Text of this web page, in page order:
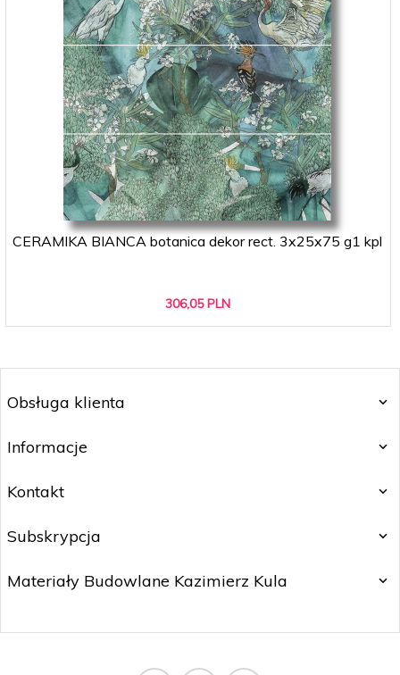
CERAMIKA BIANCA botanica dekor rect. 3x25x75 g1 kpl
306,05 PLN
Obsługa klienta
Informacje
Kontakt
Subskrypcja
Materiały Budowlane Kazimierz Kula